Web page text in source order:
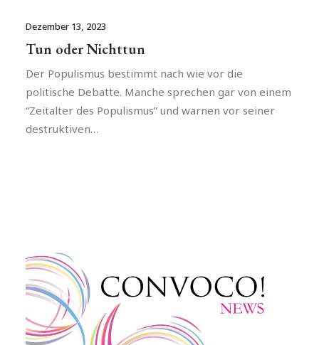
Dezember 13, 2023
Tun oder Nichttun
Der Populismus bestimmt nach wie vor die
politische Debatte. Manche sprechen gar von einem
“Zeitalter des Populismus” und warnen vor seiner
destruktiven…